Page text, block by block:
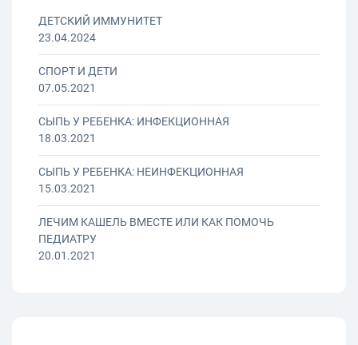
ДЕТСКИЙ ИММУНИТЕТ
23.04.2024
СПОРТ И ДЕТИ
07.05.2021
СЫПЬ У РЕБЕНКА: ИНФЕКЦИОННАЯ
18.03.2021
СЫПЬ У РЕБЕНКА: НЕИНФЕКЦИОННАЯ
15.03.2021
ЛЕЧИМ КАШЕЛЬ ВМЕСТЕ ИЛИ КАК ПОМОЧЬ
ПЕДИАТРУ
20.01.2021